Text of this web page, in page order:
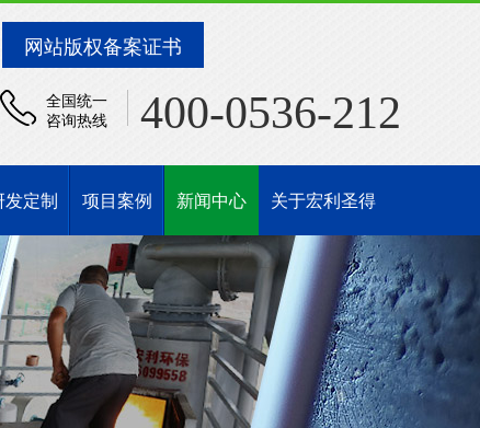
网站版权备案证书
全国统一
咨询热线
400-0536-212
发定制 项目案例 新闻中心 关于宏利圣得